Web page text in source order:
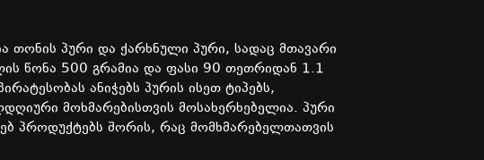
თონის პური და ქარხნული პური, სადაც მთავარი
წონა 500 გრამია და ფასი 90 თეთრიდან 1.1
ანიჭებს პურის ისეთ ტიპებს,
მოხმარებისთვის მოსახერხებელია. პური
პროდუქტებს შორის, რაც მომხმარებელთათვის